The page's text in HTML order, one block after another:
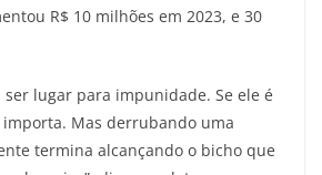
R$ 10 milhões em 2023, e 30
ser lugar para impunidade. Se ele é
Mas derrubando uma
termina alcançando o bicho que